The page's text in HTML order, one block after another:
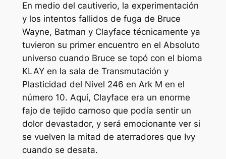
En medio del cautiverio, la experimentación
y los intentos fallidos de fuga de Bruce
Wayne, Batman y Clayface técnicamente ya
tuvieron su primer encuentro en el Absoluto
universo cuando Bruce se topó con el bioma
KLAY en la sala de Transmutación y
Plasticidad del Nivel 246 en Ark M en el
número 10. Aquí, Clayface era un enorme
fajo de tejido carnoso que podía sentir un
dolor devastador, y será emocionante ver si
se vuelven la mitad de aterradores que Ivy
cuando se desata.